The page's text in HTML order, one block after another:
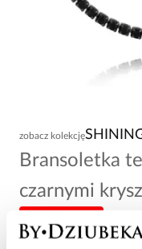
zobacz kolekcję
Bransoletka
czarnymi